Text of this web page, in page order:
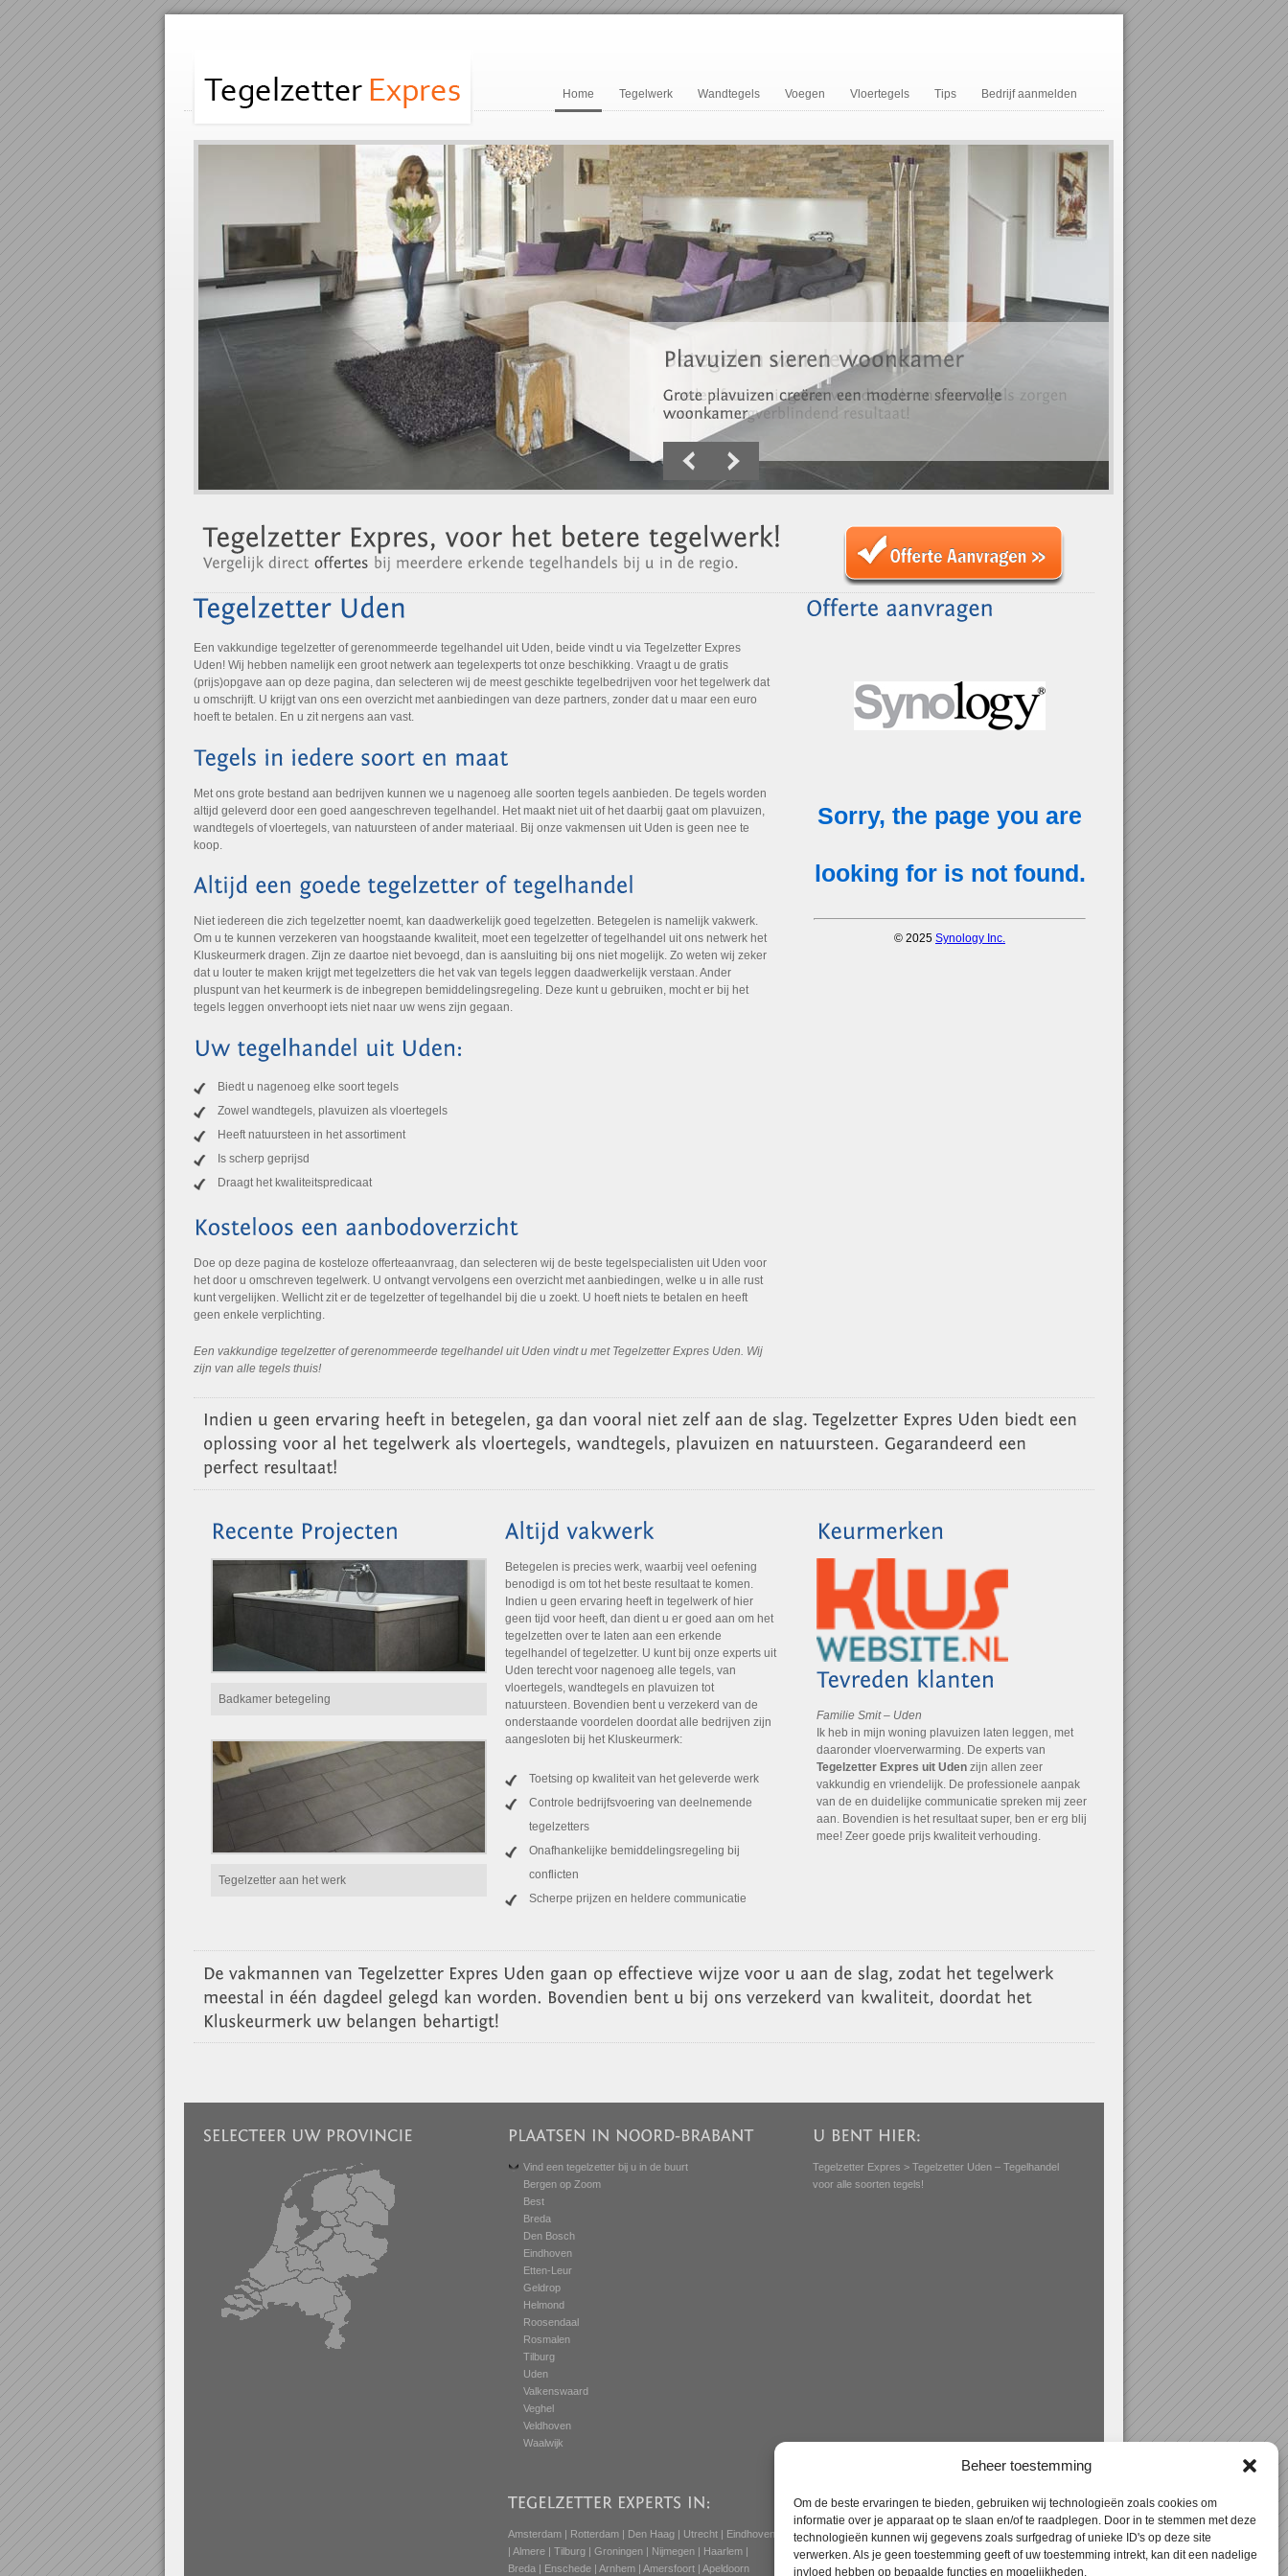
Beheer toestemming
Om de beste ervaringen te bieden, gebruiken wij technologieën zoals cookies om
informatie over je apparaat op te slaan en/of te raadplegen. Door in te stemmen met deze
technologieën kunnen wij gegevens zoals surfgedrag of unieke ID's op deze site
verwerken. Als je geen toestemming geeft of uw toestemming intrekt, kan dit een nadelige
invloed hebben op bepaalde functies en mogelijkheden.
Home Tegelwerk Wandtegels Voegen Vloertegels Tips Bedrijf aanmelden
Een vakkundige tegelzetter of gerenommeerde tegelhandel uit Uden, beide vindt u via Tegelzetter Expres
Uden! Wij hebben namelijk een groot netwerk aan tegelexperts tot onze beschikking. Vraagt u de gratis
(prijs)opgave aan op deze pagina, dan selecteren wij de meest geschikte tegelbedrijven voor het tegelwerk dat
u omschrijft. U krijgt van ons een overzicht met aanbiedingen van deze partners, zonder dat u maar een euro
hoeft te betalen. En u zit nergens aan vast.
Met ons grote bestand aan bedrijven kunnen we u nagenoeg alle soorten tegels aanbieden. De tegels worden
altijd geleverd door een goed aangeschreven tegelhandel. Het maakt niet uit of het daarbij gaat om plavuizen,
wandtegels of vloertegels, van natuursteen of ander materiaal. Bij onze vakmensen uit Uden is geen nee te
koop.
Niet iedereen die zich tegelzetter noemt, kan daadwerkelijk goed tegelzetten. Betegelen is namelijk vakwerk.
Om u te kunnen verzekeren van hoogstaande kwaliteit, moet een tegelzetter of tegelhandel uit ons netwerk het
Kluskeurmerk dragen. Zijn ze daartoe niet bevoegd, dan is aansluiting bij ons niet mogelijk. Zo weten wij zeker
dat u louter te maken krijgt met tegelzetters die het vak van tegels leggen daadwerkelijk verstaan. Ander
pluspunt van het keurmerk is de inbegrepen bemiddelingsregeling. Deze kunt u gebruiken, mocht er bij het
tegels leggen onverhoopt iets niet naar uw wens zijn gegaan.
Biedt u nagenoeg elke soort tegels
Zowel wandtegels, plavuizen als vloertegels
Heeft natuursteen in het assortiment
Is scherp geprijsd
Draagt het kwaliteitspredicaat
Doe op deze pagina de kosteloze offerteaanvraag, dan selecteren wij de beste tegelspecialisten uit Uden voor
het door u omschreven tegelwerk. U ontvangt vervolgens een overzicht met aanbiedingen, welke u in alle rust
kunt vergelijken. Wellicht zit er de tegelzetter of tegelhandel bij die u zoekt. U hoeft niets te betalen en heeft
geen enkele verplichting.
Een vakkundige tegelzetter of gerenommeerde tegelhandel uit Uden vindt u met Tegelzetter Expres Uden. Wij
zijn van alle tegels thuis!
Badkamer betegeling
Tegelzetter aan het werk
Betegelen is precies werk, waarbij veel oefening
benodigd is om tot het beste resultaat te komen.
Indien u geen ervaring heeft in tegelwerk of hier
geen tijd voor heeft, dan dient u er goed aan om het
tegelzetten over te laten aan een erkende
tegelhandel of tegelzetter. U kunt bij onze experts uit
Uden terecht voor nagenoeg alle tegels, van
vloertegels, wandtegels en plavuizen tot
natuursteen. Bovendien bent u verzekerd van de
onderstaande voordelen doordat alle bedrijven zijn
aangesloten bij het Kluskeurmerk:
Toetsing op kwaliteit van het geleverde werk
Controle bedrijfsvoering van deelnemende
tegelzetters
Onafhankelijke bemiddelingsregeling bij
conflicten
Scherpe prijzen en heldere communicatie
Familie Smit – Uden
Ik heb in mijn woning plavuizen laten leggen, met
daaronder vloerverwarming. De experts van
Tegelzetter Expres uit Uden zijn allen zeer
vakkundig en vriendelijk. De professionele aanpak
van de en duidelijke communicatie spreken mij zeer
aan. Bovendien is het resultaat super, ben er erg blij
mee! Zeer goede prijs kwaliteit verhouding.
Vind een tegelzetter bij u in de buurt
Bergen op Zoom
Best
Breda
Den Bosch
Eindhoven
Etten-Leur
Geldrop
Helmond
Roosendaal
Rosmalen
Tilburg
Uden
Valkenswaard
Veghel
Veldhoven
Waalwijk
Amsterdam Rotterdam Den Haag Utrecht
Eindhoven
Almere Tilburg Groningen Nijmegen Haarlem
Breda
Enschede Arnhem Amersfoort Apeldoorn
Tegelzetter Expres > Tegelzetter Uden – Tegelhandel
voor alle soorten tegels!